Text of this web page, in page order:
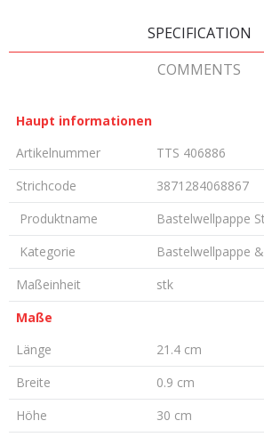
SPECIFICATION
COMMENTS
Haupt informationen
Artikelnummer
TTS 406886
Strichcode
3871284068867
Produktname
Bastelwellpappe
Kategorie
Bastelwellpappe
Maßeinheit
stk
Maße
Länge
21.4 cm
Breite
0.9 cm
Höhe
30 cm